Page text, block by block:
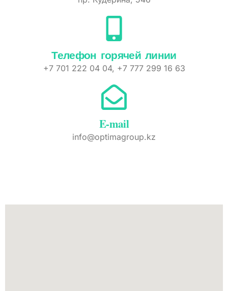
Телефон горячей линии
+7 701 222 04 04, +7 777 299 16 63
E-mail
info@optimagroup.kz